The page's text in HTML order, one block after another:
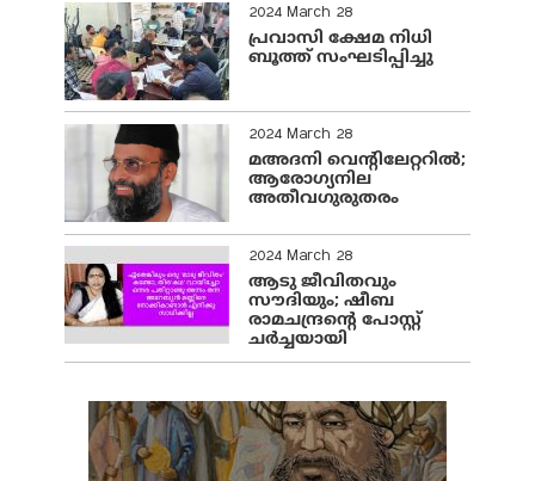
2024 March 28
പ്രവാസി ക്ഷേമ നിധി
ബൂത്ത് സംഘടിപ്പിച്ചു
2024 March 28
മഅദനി വെന്റിലേറ്ററിൽ;
ആരോഗ്യനില
അതീവഗുരുതരം
2024 March 28
ആടു ജീവിതവും
സൗദിയും; ഷീബ
രാമചന്ദ്രന്റെ പോസ്റ്റ്
ചര്‍ച്ചയായി